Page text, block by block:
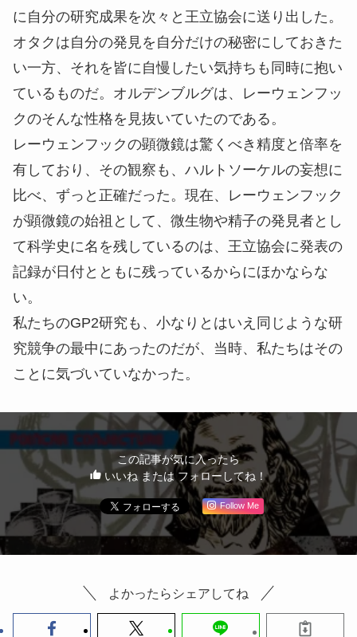
に自分の研究成果を次々と王立協会に送り出した。
オタクは自分の発見を自分だけの秘密にしておきた
い一方、それを皆に自慢したい気持ちも同時に抱い
ているものだ。オルデンブルグは、レーウェンフッ
クのそんな性格を見抜いていたのである。
レーウェンフックの顕微鏡は驚くべき精度と倍率を
有しており、その観察も、ハルトソーケルの妄想に
比べ、ずっと正確だった。現在、レーウェンフック
が顕微鏡の始祖として、微生物や精子の発見者とし
て科学史に名を残しているのは、王立協会に発表の
記録が日付とともに残っているからにほかならな
い。
私たちのGP2研究も、小なりとはいえ同じような研
究競争の最中にあったのだが、当時、私たちはその
ことに気づいていなかった。
この記事が気に入ったら
いいね または フォローしてね！
Follow Me
よかったらシェアしてね